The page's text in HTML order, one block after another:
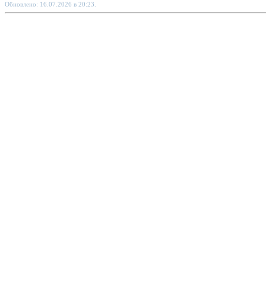
Обновлено: 16.07.2026 в 20:23.